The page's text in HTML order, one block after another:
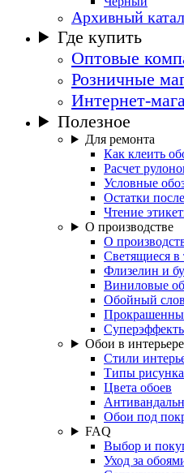
Архивный
Где купить
Оптовые
Розничные
Интернет-
Полезное
Для ремонта
Как клеить
Расчет
Условные
Остатки
Чтение
О производстве
О
Светящиеся в
Флизелин и
Виниловые
Обойный
Обои в интерьере
Стили
Типы рисунка
Цвета обоев
Обои под
FAQ
Выбор и
Уход за